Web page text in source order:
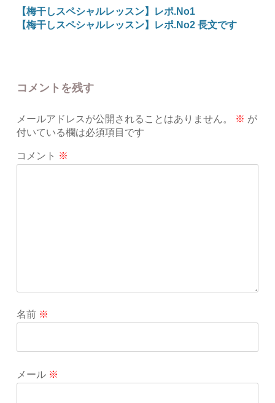
【梅干しスペシャルレッスン】レポ.No1
【梅干しスペシャルレッスン】レポ.No2 長文です
コメントを残す
メールアドレスが公開されることはありません。 ※ が
付いている欄は必須項目です
コメント ※
名前 ※
メール ※